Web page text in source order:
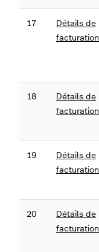
17
Détails de
facturation
18
Détails de
facturation
19
Détails de
facturation
20
Détails de
facturation